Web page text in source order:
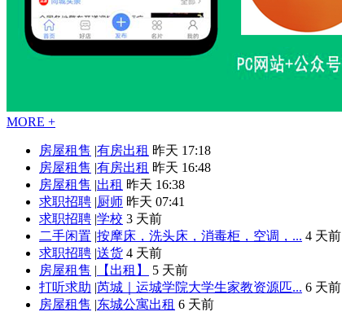
MORE +
房屋租售 |有房出租 昨天 17:18
房屋租售 |有房出租 昨天 16:48
房屋租售 |出租 昨天 16:38
求职招聘 |厨师 昨天 07:41
求职招聘 |学校 3 天前
二手闲置 |按摩床，洗头床，消毒柜，空调，... 4 天前
求职招聘 |送货 4 天前
房屋租售 | 【出租】
5 天前
打听求助 |芮城｜运城学院大学生家教资源匹... 6 天前
房屋租售 |东城公寓出租 6 天前